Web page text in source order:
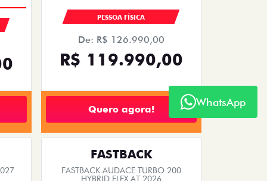
EMPLACAMENTO GRÁTIS
PESSOA FÍSICA
De: R$ 126.990,00
R$ 119.990,00
WhatsApp